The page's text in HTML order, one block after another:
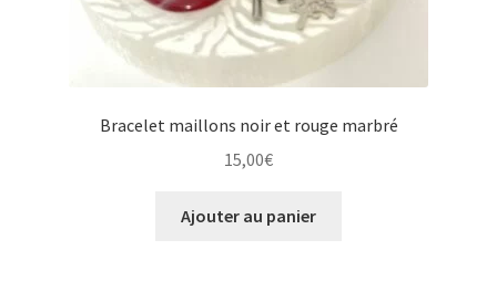
Bracelet maillons noir et rouge marbré
15,00€
Ajouter au panier